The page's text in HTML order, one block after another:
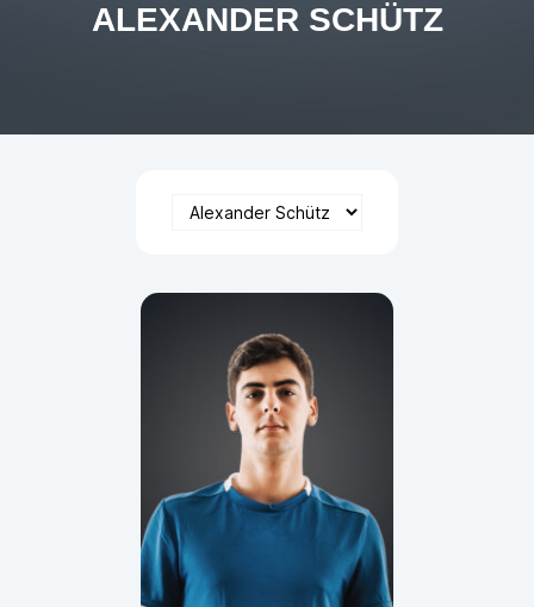
ALEXANDER SCHÜTZ